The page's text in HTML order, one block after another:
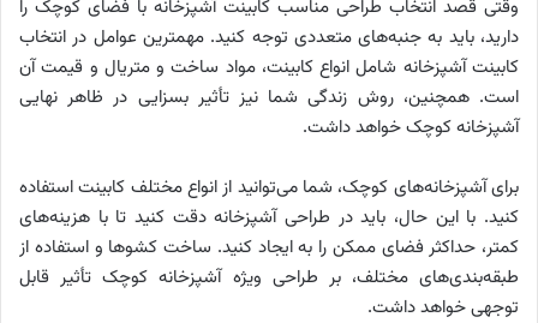
وقتی قصد انتخاب طراحی مناسب کابینت آشپزخانه با فضای کوچک را
دارید، باید به جنبه‌های متعددی توجه کنید. مهمترین عوامل در انتخاب
کابینت آشپزخانه شامل انواع کابینت، مواد ساخت و متریال و قیمت آن
است. همچنین، روش زندگی شما نیز تأثیر بسزایی در ظاهر نهایی
آشپزخانه کوچک خواهد داشت.
برای آشپزخانه‌های کوچک، شما می‌توانید از انواع مختلف کابینت استفاده
کنید. با این حال، باید در طراحی آشپزخانه دقت کنید تا با هزینه‌های
کمتر، حداکثر فضای ممکن را به ایجاد کنید. ساخت کشوها و استفاده از
طبقه‌بندی‌های مختلف، بر طراحی ویژه آشپزخانه کوچک تأثیر قابل
توجهی خواهد داشت.